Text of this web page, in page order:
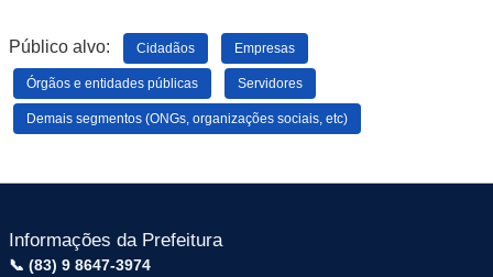
Público alvo: Cidadãos Empresas
Órgãos e entidades públicas Servidores
Demais segmentos (ONGs, organizações sociais, etc)
Informações da Prefeitura
📞 (83) 9 8647-3974